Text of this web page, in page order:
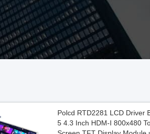
Polcd RTD2281 LCD Driver
5 4.3 Inch HDM-I 800x480